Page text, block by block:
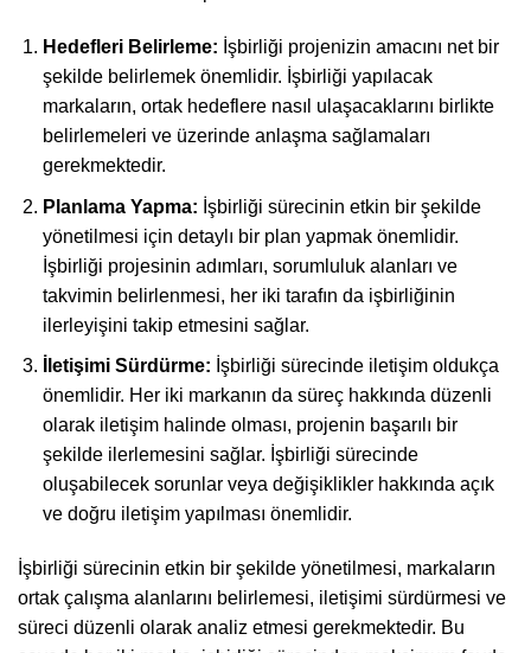
Hedefleri Belirleme: İşbirliği projenizin amacını net bir
şekilde belirlemek önemlidir. İşbirliği yapılacak
markaların, ortak hedeflere nasıl ulaşacaklarını birlikte
belirlemeleri ve üzerinde anlaşma sağlamaları
gerekmektedir.
Planlama Yapma: İşbirliği sürecinin etkin bir şekilde
yönetilmesi için detaylı bir plan yapmak önemlidir.
İşbirliği projesinin adımları, sorumluluk alanları ve
takvimin belirlenmesi, her iki tarafın da işbirliğinin
ilerleyişini takip etmesini sağlar.
İletişimi Sürdürme: İşbirliği sürecinde iletişim oldukça
önemlidir. Her iki markanın da süreç hakkında düzenli
olarak iletişim halinde olması, projenin başarılı bir
şekilde ilerlemesini sağlar. İşbirliği sürecinde
oluşabilecek sorunlar veya değişiklikler hakkında açık
ve doğru iletişim yapılması önemlidir.
İşbirliği sürecinin etkin bir şekilde yönetilmesi, markaların
ortak çalışma alanlarını belirlemesi, iletişimi sürdürmesi ve
süreci düzenli olarak analiz etmesi gerekmektedir. Bu